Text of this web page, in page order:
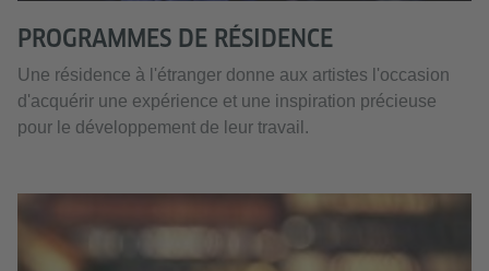
PROGRAMMES DE RÉSIDENCE
Une résidence à l'étranger donne aux artistes l'occasion
d'acquérir une expérience et une inspiration précieuse
pour le développement de leur travail.